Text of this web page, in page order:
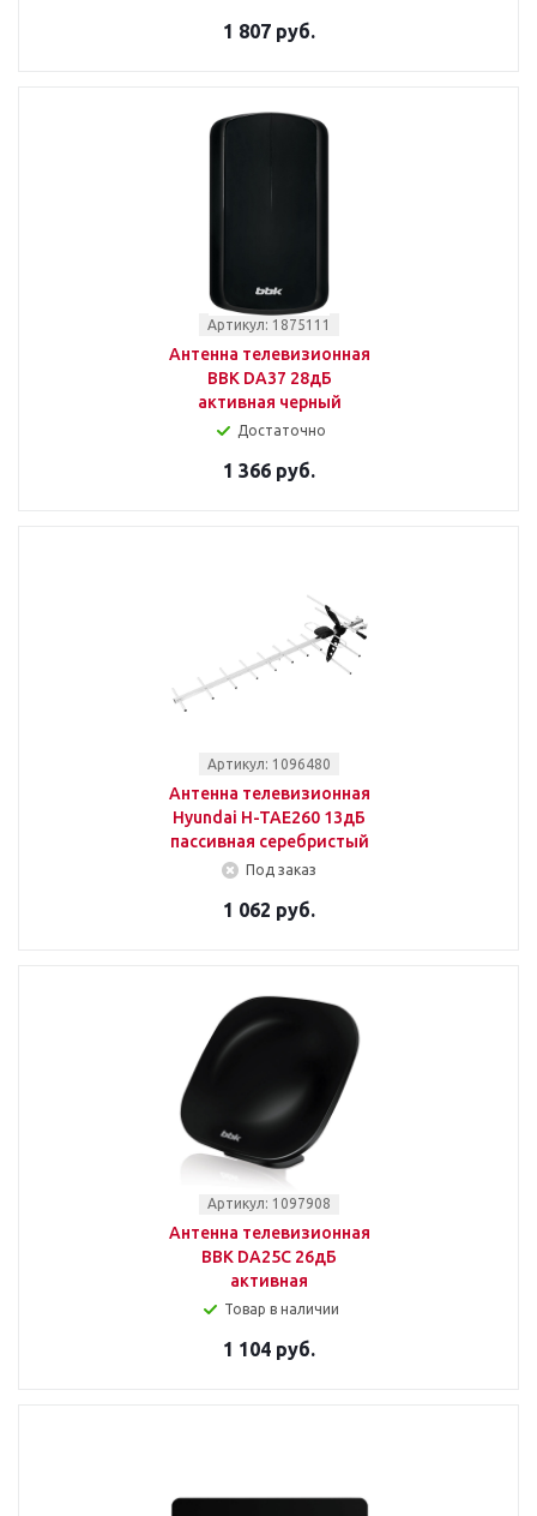
1 807 руб.
Артикул: 1875111
Антенна телевизионная
BBK DA37 28дБ
активная черный
Достаточно
1 366 руб.
Артикул: 1096480
Антенна телевизионная
Hyundai H-TAE260 13дБ
пассивная серебристый
Под заказ
1 062 руб.
Артикул: 1097908
Антенна телевизионная
BBK DA25C 26дБ
активная
Товар в наличии
1 104 руб.